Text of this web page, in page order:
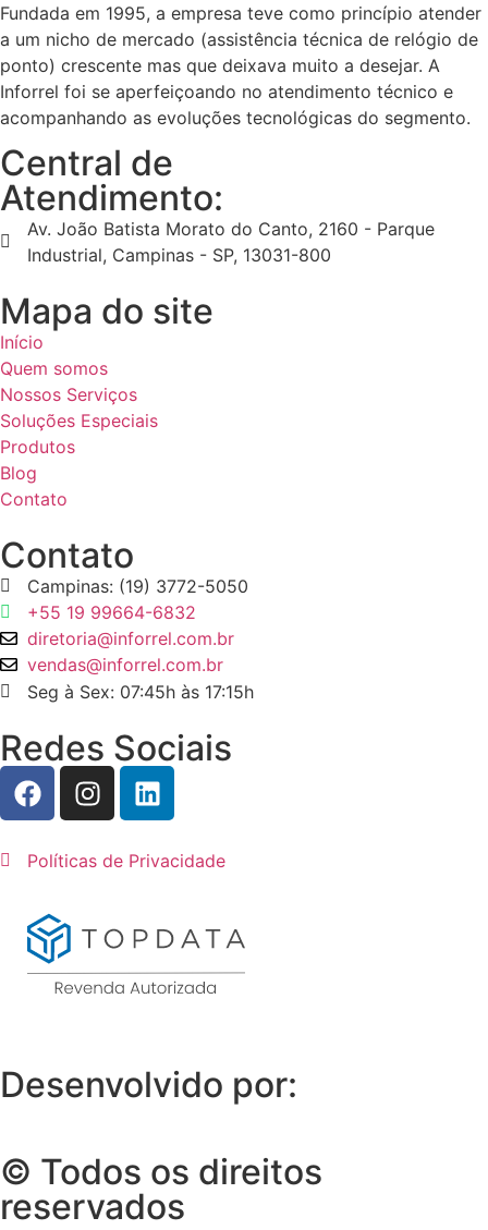
Fundada em 1995, a empresa teve como princípio atender
a um nicho de mercado (assistência técnica de relógio de
ponto) crescente mas que deixava muito a desejar. A
Inforrel foi se aperfeiçoando no atendimento técnico e
acompanhando as evoluções tecnológicas do segmento.
Central de
Atendimento:
Av. João Batista Morato do Canto, 2160 - Parque
Industrial, Campinas - SP, 13031-800
Mapa do site
Início
Quem somos
Nossos Serviços
Soluções Especiais
Produtos
Blog
Contato
Contato
Campinas: (19) 3772-5050
+55 19 99664-6832
diretoria@inforrel.com.br
vendas@inforrel.com.br
Seg à Sex: 07:45h às 17:15h
Redes Sociais
Políticas de Privacidade
Desenvolvido por:
© Todos os direitos
reservados